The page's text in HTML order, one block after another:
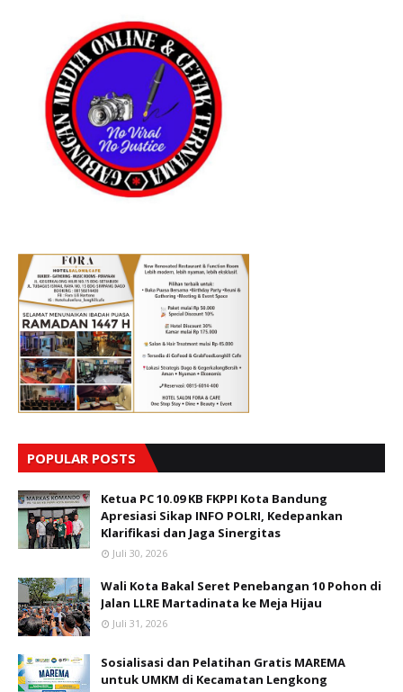
POPULAR POSTS
Ketua PC 10.09 KB FKPPI Kota Bandung
Apresiasi Sikap INFO POLRI, Kedepankan
Klarifikasi dan Jaga Sinergitas
Juli 30, 2026
Wali Kota Bakal Seret Penebangan 10 Pohon di
Jalan LLRE Martadinata ke Meja Hijau
Juli 31, 2026
Sosialisasi dan Pelatihan Gratis MAREMA
untuk UMKM di Kecamatan Lengkong